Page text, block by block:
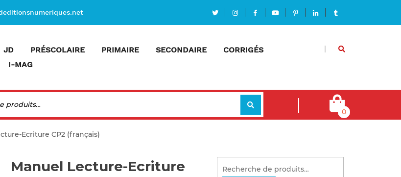
JD PRÉSCOLAIRE PRIMAIRE SECONDAIRE
CORRIGÉS
I-MAG
0
Ecriture CP2 (français)
Manuel Lecture-Ecriture